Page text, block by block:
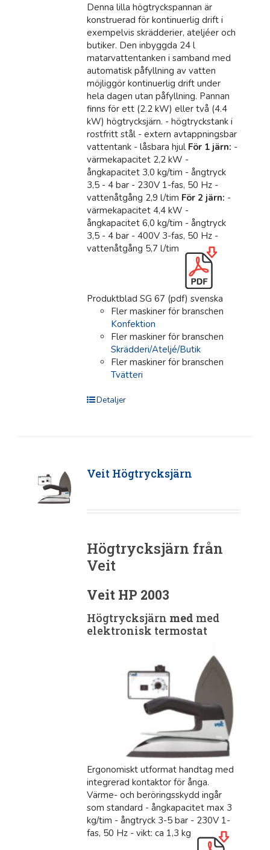
Denna lilla högtryckspannan är
konstruerad för kontinuerlig drift i
exempelvis skrädderier, ateljéer och
butiker. Den inbyggda 24 l
matarvattentanken i samband med
automatisk påfyllning av vatten
möjliggör kontinuerlig drift under
hela dagen utan påfyllning. Pannan
finns för ett (2.2 kW) eller två (4.4
kW) högtrycksjärn. - högtryckstank i
rostfritt stål - extern avtappningsbar
vattentank - låsbara hjul För 1 järn: -
värmekapacitet 2,2 kW -
ångkapacitet 3,0 kg/tim - ångtryck
3,5 - 4 bar - 230V 1-fas, 50 Hz -
vattenåtgång 2,9 l/tim För 2 järn: -
värmekapacitet 4,4 kW -
ångkapacitet 6,0 kg/tim - ångtryck
3,5 - 4 bar - 400V 3-fas, 50 Hz -
vattenåtgång 5,7 l/tim
Produktblad SG 67 (pdf) svenska
Fler maskiner för branschen
Konfektion
Fler maskiner för branschen
Skrädderi/Ateljé/Butik
Fler maskiner för branschen
Tvätteri
Detaljer
Veit Högtrycksjärn
Högtrycksjärn från
Veit
Veit HP 2003
Högtrycksjärn med med
elektronisk termostat
Ergonomiskt utformat handtag med
integrerad kontaktor för ånga.
Värme- och beröringsskydd ingår
som standard - ångkapacitet max 3
kg/tim - ångtryck 3-5 bar - 230V 1-
fas, 50 Hz - vikt: ca 1,3 kg